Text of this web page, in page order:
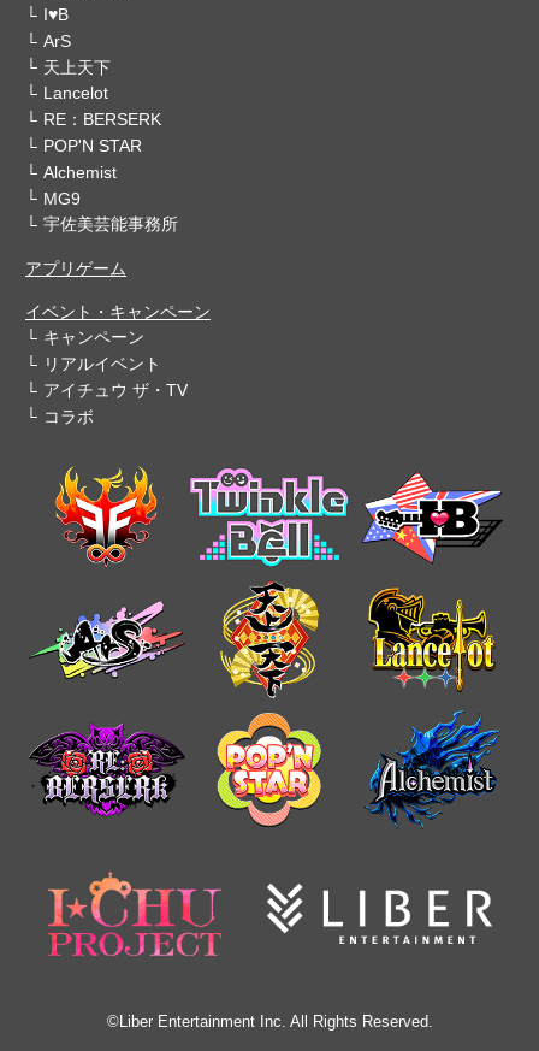
I♥B
ArS
天上天下
Lancelot
RE：BERSERK
POP'N STAR
Alchemist
MG9
宇佐美芸能事務所
アプリゲーム
イベント・キャンペーン
キャンペーン
リアルイベント
アイチュウ ザ・TV
コラボ
©Liber Entertainment Inc. All Rights Reserved.